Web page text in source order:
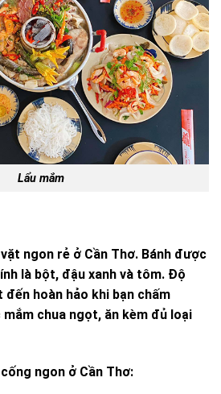
Lẩu mắm
ngon rẻ ở Cần Thơ. Bánh được
là bột, đậu xanh và tôm. Độ
đến hoàn hảo khi bạn chấm
chua ngọt, ăn kèm đủ loại
ngon ở Cần Thơ: